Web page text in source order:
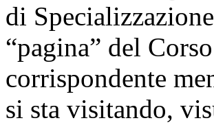
di
“pagina” del
corrispondente
si sta visitando,